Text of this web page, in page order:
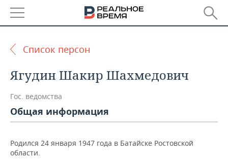
ТАТАРСТАН
УДМУРТИЯ
АНАЛИТИКА
НОВОСТИ АНАЛИТИКИ
КОРОЛИ ГОСЗАКАЗА ПФО
ЭКОНОМИКА
ФИНАНСЫ
НОВОСТИ
НЕДВИЖИМОСТЬ
Список персон
Ягудин Шакир Шахмедович
Гос. ведомства
Общая информация
Родился 24 января 1947 года в Батайске Ростовской
области.